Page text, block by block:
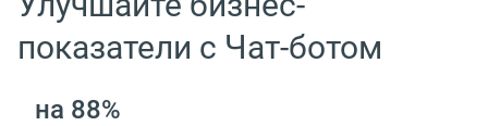
показатели с Чат-ботом
на 88%